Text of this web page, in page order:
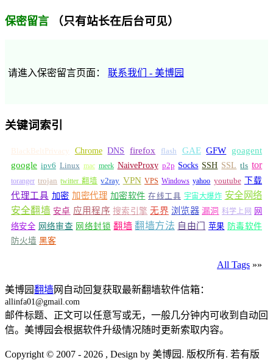
保密留言 （只有站长在后台可见）
请進入保密留言页面： 联系我们 - 美博园
关键词索引
BlackBeltPrivacy Chrome DNS firefox flash GAE GFW
goagent
google ipv6 Linux mac meek NaiveProxy p2p Socks SSH SSL tls tor
toranger trojan twitter 翻墙 v2ray VPN VPS Windows yahoo youtube 下载
代理工具 加密 加密代理 加密软件 在线工具 宇宙大爆炸 安全网络
安全翻墙 安卓 应用程序 搜索引擎 无界 浏览器 漏洞 科学上网 网
络安全 网络审查 网络封锁 翻墙 翻墙方法 自由门 苹果 防毒软件
防火墙 黑客
All Tags »»
美博园翻墙网自动回复获取最新翻墙软件信箱：
allinfa01@gmail.com
邮件标题、正文可以任意写或无，一般几分钟内可收到自动回
信。美博园会根据软件升级情况随时更新索取内容。
Copyright © 2007 - 2026 , Design by 美博园. 版权所有. 若有版